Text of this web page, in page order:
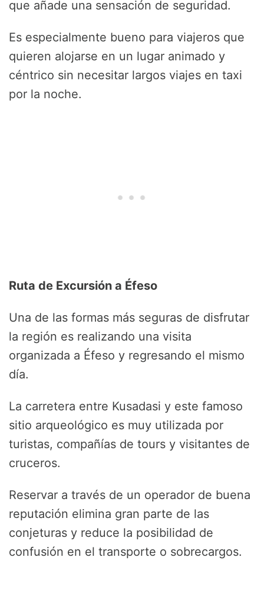
que añade una sensación de seguridad.
Es especialmente bueno para viajeros que
quieren alojarse en un lugar animado y
céntrico sin necesitar largos viajes en taxi
por la noche.
Ruta de Excursión a Éfeso
Una de las formas más seguras de disfrutar
la región es realizando una visita
organizada a Éfeso y regresando el mismo
día.
La carretera entre Kusadasi y este famoso
sitio arqueológico es muy utilizada por
turistas, compañías de tours y visitantes de
cruceros.
Reservar a través de un operador de buena
reputación elimina gran parte de las
conjeturas y reduce la posibilidad de
confusión en el transporte o sobrecargos.